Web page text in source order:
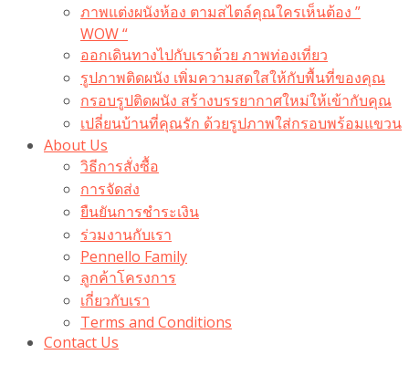
ภาพแต่งผนังห้อง ตามสไตล์คุณใครเห็นต้อง ”
WOW “
ออกเดินทางไปกับเราด้วย ภาพท่องเที่ยว
รูปภาพติดผนัง เพิ่มความสดใสให้กับพื้นที่ของคุณ
กรอบรูปติดผนัง สร้างบรรยากาศใหม่ให้เข้ากับคุณ
เปลี่ยนบ้านที่คุณรัก ด้วยรูปภาพใส่กรอบพร้อมแขวน​
About Us
วิธีการสั่งซื้อ
การจัดส่ง
ยืนยันการชำระเงิน
ร่วมงานกับเรา
Pennello Family
ลูกค้าโครงการ
เกี่ยวกับเรา
Terms and Conditions
Contact Us